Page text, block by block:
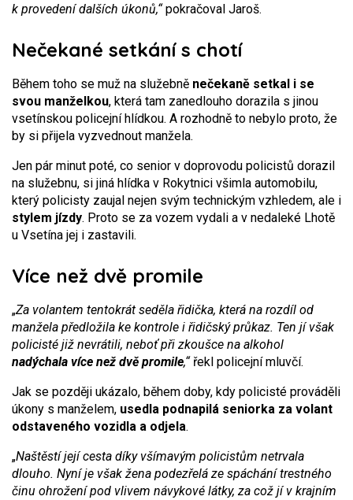
k provedení dalších úkonů,“pokračoval Jaroš.
Nečekané setkání s chotí
Během toho se muž na služebně nečekaně setkal i se
svou manželkou, která tam zanedlouho dorazila s jinou
vsetínskou policejní hlídkou. A rozhodně to nebylo proto, že
by si přijela vyzvednout manžela.
Jen pár minut poté, co senior v doprovodu policistů dorazil
na služebnu, si jiná hlídka v Rokytnici všimla automobilu,
který policisty zaujal nejen svým technickým vzhledem, ale i
stylem jízdy. Proto se za vozem vydali a v nedaleké Lhotě
u Vsetína jej i zastavili.
Více než dvě promile
„Za volantem tentokrát seděla řidička, která na rozdíl od
manžela předložila ke kontrole i řidičský průkaz. Ten jí však
policisté již nevrátili, neboť při zkoušce na alkohol
nadýchala více než dvě promile,“řekl policejní mluvčí.
Jak se později ukázalo, během doby, kdy policisté prováděli
úkony s manželem, usedla podnapilá seniorka za volant
odstaveného vozidla a odjela.
„Naštěstí její cesta díky všímavým policistům netrvala
dlouho. Nyní je však žena podezřelá ze spáchání trestného
činu ohrožení pod vlivem návykové látky, za což jí v krajním